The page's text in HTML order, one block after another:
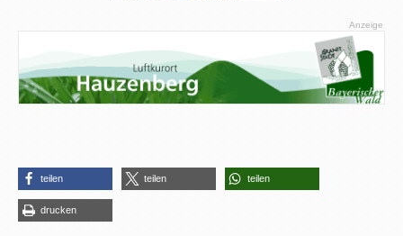
Anzeige
teilen teilen teilen
drucken